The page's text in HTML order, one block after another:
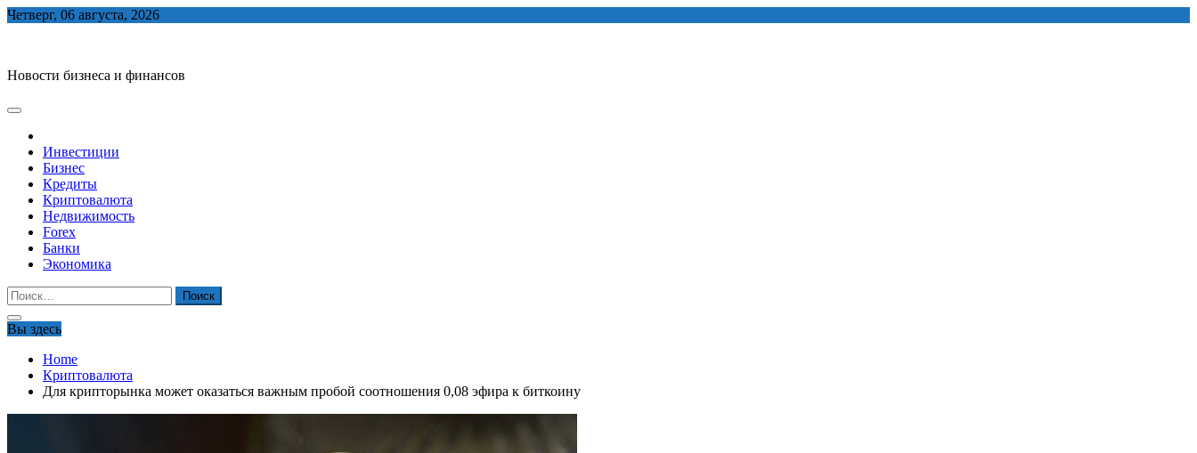
Skip
Четверг, 06 августа, 2026
Новости бизнеса и финансов
Инвестиции
Бизнес
Кредиты
Криптовалюта
Недвижимость
Forex
Банки
Экономика
Найти:
Вы здесь
Home
Криптовалюта
Для крипторынка может оказаться важным пробой соотношения 0,08 эфира к биткоину